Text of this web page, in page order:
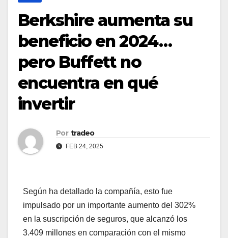
Berkshire aumenta su
beneficio en 2024…
pero Buffett no
encuentra en qué
invertir
Por tradeo
FEB 24, 2025
Según ha detallado la compañía, esto fue
impulsado por un importante aumento del 302%
en la suscripción de seguros, que alcanzó los
3.409 millones en comparación con el mismo